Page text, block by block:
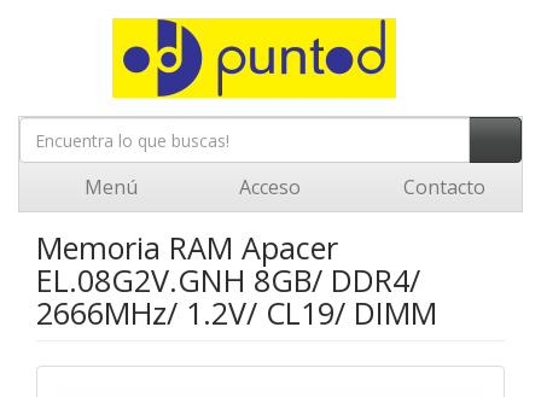
Menú Acceso Contacto
Memoria RAM Apacer
EL.08G2V.GNH 8GB/ DDR4/
2666MHz/ 1.2V/ CL19/ DIMM